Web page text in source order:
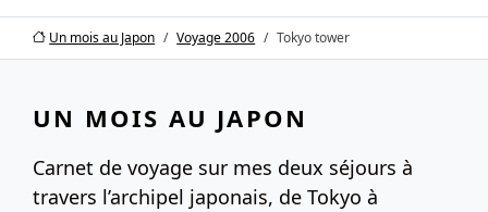
Un mois au Japon Voyage 2006 Tokyo tower
UN MOIS AU JAPON
Carnet de voyage sur mes deux séjours à
travers l’archipel japonais, de Tokyo à